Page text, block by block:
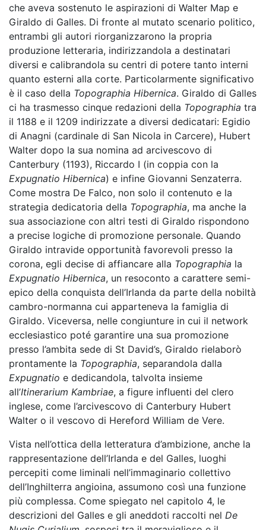
che aveva sostenuto le aspirazioni di Walter Map e
Giraldo di Galles. Di fronte al mutato scenario politico,
entrambi gli autori riorganizzarono la propria
produzione letteraria, indirizzandola a destinatari
diversi e calibrandola su centri di potere tanto interni
quanto esterni alla corte. Particolarmente significativo
è il caso della Topographia Hibernica. Giraldo di Galles
ci ha trasmesso cinque redazioni della Topographia tra
il 1188 e il 1209 indirizzate a diversi dedicatari: Egidio
di Anagni (cardinale di San Nicola in Carcere), Hubert
Walter dopo la sua nomina ad arcivescovo di
Canterbury (1193), Riccardo I (in coppia con la
Expugnatio Hibernica) e infine Giovanni Senzaterra.
Come mostra De Falco, non solo il contenuto e la
strategia dedicatoria della Topographia, ma anche la
sua associazione con altri testi di Giraldo rispondono
a precise logiche di promozione personale. Quando
Giraldo intravide opportunità favorevoli presso la
corona, egli decise di affiancare alla Topographia la
Expugnatio Hibernica, un resoconto a carattere semi-
epico della conquista dell’Irlanda da parte della nobiltà
cambro-normanna cui apparteneva la famiglia di
Giraldo. Viceversa, nelle congiunture in cui il network
ecclesiastico poté garantire una sua promozione
presso l’ambita sede di St David’s, Giraldo rielaborò
prontamente la Topographia, separandola dalla
Expugnatio e dedicandola, talvolta insieme
all’Itinerarium Kambriae, a figure influenti del clero
inglese, come l’arcivescovo di Canterbury Hubert
Walter o il vescovo di Hereford William de Vere.
Vista nell’ottica della letteratura d’ambizione, anche la
rappresentazione dell’Irlanda e del Galles, luoghi
percepiti come liminali nell’immaginario collettivo
dell’Inghilterra angioina, assumono così una funzione
più complessa. Come spiegato nel capitolo 4, le
descrizioni del Galles e gli aneddoti raccolti nel De